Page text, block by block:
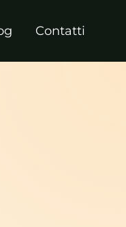
Contatti